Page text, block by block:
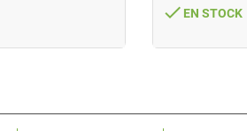
done EN STOCK